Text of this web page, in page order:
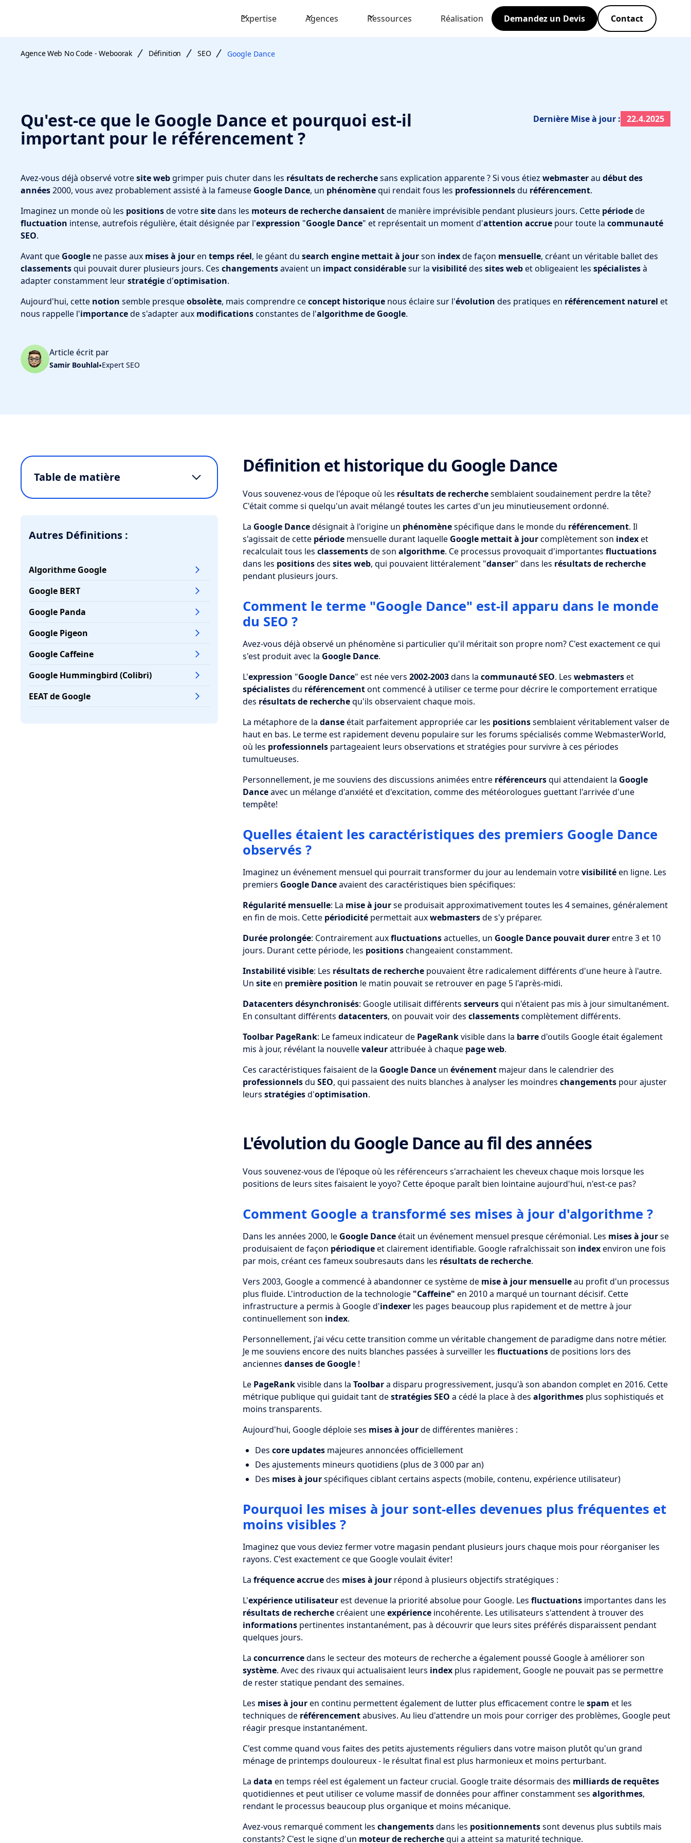
Expertise Agences Ressources Réalisation Demandez un Devis Contact
Agence Web No Code - Weboorak Définition SEO Google Dance
Qu'est-ce que le Google Dance et pourquoi est-il
important pour le référencement ?
Dernière Mise à jour : 22.4.2025
Avez-vous déjà observé votresite web grimper puis chuter dans les résultats de recherchesans explication apparente ? Si vous étiez webmasterau début des
années2000, vous avez probablement assisté à la fameuse Google Dance, un phénomènequi rendait fous les professionnelsdu référencement.
Imaginez un monde où les positionsde votresitedans les moteurs de recherchedansaientde manière imprévisible pendant plusieurs jours. Cette périodede
fluctuation intense, autrefois régulière, était désignée par l'expression "Google Dance" et représentait un moment d'attention accrue pour toute la communauté
SEO.
Avant que Google ne passe aux mises à jouren temps réel, le géant du search engine mettait à jourson indexde façon mensuelle, créant un véritable ballet des
classementsqui pouvait durer plusieurs jours. Ces changementsavaient un impactconsidérablesur la visibilitédes sites webet obligeaient les spécialistesà
adapter constamment leurstratégied'optimisation.
Aujourd'hui, cette notion semble presqueobsolète, mais comprendre ceconcept historique nous éclaire sur l'évolution des pratiques en référencement naturel et
nous rappelle l'importancede s'adapter aux modificationsconstantes de l'algorithme de Google.
Article écrit par
Samir Bouhlal•Expert SEO
Table de matière
Définition et historique du Google
L'évolution du Google Dance au fil des
années
Google qui provoquent des
fluctuations
Impact du Google Dance sur le
positionnement des sites web
L'évolution du Google Dance au fil des
années
Les outils pour détecter et suivre les
Autres Définitions :
Algorithme Google
Google BERT
Google Panda
Google Pigeon
Google Caffeine
Google Hummingbird (Colibri)
EEAT de Google
Définition et historique du Google Dance
Vous souvenez-vous de l'époque où les résultats de recherchesemblaient soudainement perdre la tête?
C'était comme si quelqu'un avait mélangé toutes les cartes d'un jeu minutieusement ordonné.
La Google Dancedésignait à l'origine un phénomènespécifique dans le monde du référencement. Il
s'agissait de cette période mensuelle durant laquelle Google mettait à jourcomplètement son indexet
recalculait tous les classementsde son algorithme. Ce processus provoquait d'importantes fluctuations
dans les positionsdes sites web, qui pouvaient littéralement "danser" dans les résultats de recherche
pendant plusieurs jours.
Comment le terme "Google Dance" est-il apparu dans le monde
du SEO ?
Avez-vous déjà observé un phénomène si particulier qu'il méritait son propre nom? C'est exactement ce qui
s'est produit avec la Google Dance.
L'expression "Google Dance" est née vers 2002-2003dans la communauté SEO. Les webmasterset
spécialistesdu référencementont commencé à utiliser ce terme pour décrire le comportement erratique
des résultats de recherchequ'ils observaient chaque mois.
La métaphore de la danseétait parfaitement appropriée car les positionssemblaient véritablement valser de
haut en bas. Le terme est rapidement devenu populaire sur les forums spécialisés comme WebmasterWorld,
où les professionnels partageaient leurs observations et stratégies pour survivre à ces périodes
tumultueuses.
Personnellement, je me souviens des discussions animées entre référenceursqui attendaient la Google
Danceavec un mélange d'anxiété et d'excitation, comme des météorologues guettant l'arrivée d'une
tempête!
Quelles étaient les caractéristiques des premiers Google Dance
observés ?
Imaginez un événement mensuel qui pourrait transformer du jour au lendemain votrevisibilitéen ligne. Les
premiers Google Danceavaient des caractéristiques bien spécifiques:
Régularité mensuelle: La mise à jourse produisait approximativement toutes les 4 semaines, généralement
en fin de mois. Cette périodicité permettait auxwebmastersde s'y préparer.
Durée prolongée: Contrairement auxfluctuationsactuelles, un Google Dance pouvait durerentre 3 et 10
jours. Durant cette période, les positionschangeaient constamment.
Instabilité visible: Les résultats de recherche pouvaient être radicalement différents d'une heure à l'autre.
Un siteen première position le matin pouvait se retrouver en page 5 l'après-midi.
Datacenters désynchronisés: Google utilisait différents serveursqui n'étaient pas mis à jour simultanément.
En consultant différents datacenters, on pouvait voir des classementscomplètement différents.
Toolbar PageRank: Le fameux indicateur de PageRankvisible dans la barred'outils Google était également
mis à jour, révélant la nouvellevaleurattribuée à chaque page web.
Ces caractéristiques faisaient de la Google Dance un événement majeur dans le calendrier des
professionnelsdu SEO, qui passaient des nuits blanches à analyser les moindres changements pour ajuster
leurs stratégiesd'optimisation.
L'évolution du Google Dance au fil des années
Vous souvenez-vous de l'époque où les référenceurs s'arrachaient les cheveux chaque mois lorsque les
positions de leurs sites faisaient le yoyo? Cette époque paraît bien lointaine aujourd'hui, n'est-ce pas?
Comment Google a transformé ses mises à jour d'algorithme ?
Dans les années 2000, le Google Danceétait un événement mensuel presque cérémonial. Les mises à jourse
produisaient de façon périodiqueet clairement identifiable. Google rafraîchissait son indexenviron une fois
par mois, créant ces fameux soubresauts dans les résultats de recherche.
Vers 2003, Google a commencé à abandonner ce système de mise à jour mensuelleau profit d'un processus
plus fluide. L'introduction de la technologie "Caffeine" en 2010 a marqué un tournant décisif. Cette
infrastructure a permis à Google d'indexer les pages beaucoup plus rapidement et de mettre à jour
continuellement son index.
Personnellement, j'ai vécu cette transition comme un véritable changement de paradigme dans notre métier.
Je me souviens encore des nuits blanches passées à surveiller les fluctuationsde positions lors des
anciennes danses de Google !
Le PageRankvisible dans la Toolbara disparu progressivement, jusqu'à son abandon complet en 2016. Cette
métrique publique qui guidait tant destratégies SEO a cédé la place à des algorithmes plus sophistiqués et
moins transparents.
Aujourd'hui, Google déploie ses mises à jourde différentes manières :
Des core updates majeures annoncées officiellement
Des ajustements mineurs quotidiens (plus de 3 000 par an)
Des mises à jourspécifiques ciblant certains aspects (mobile, contenu, expérience utilisateur)
Pourquoi les mises à jour sont-elles devenues plus fréquentes et
moins visibles ?
Imaginez que vous deviez fermer votre magasin pendant plusieurs jours chaque mois pour réorganiser les
rayons. C'est exactement ce que Google voulait éviter!
La fréquence accruedes mises à jour répond à plusieurs objectifs stratégiques :
L'expérience utilisateurest devenue la priorité absolue pour Google. Les fluctuations importantes dans les
résultats de recherchecréaient uneexpérience incohérente. Les utilisateurs s'attendent à trouver des
informations pertinentes instantanément, pas à découvrir que leurs sites préférés disparaissent pendant
quelques jours.
La concurrencedans le secteur des moteurs de recherche a également poussé Google à améliorer son
système. Avec des rivaux qui actualisaient leurs index plus rapidement, Google ne pouvait pas se permettre
de rester statique pendant des semaines.
Les mises à jouren continu permettent également de lutter plus efficacement contre lespam et les
techniques de référencementabusives. Au lieu d'attendre un mois pour corriger des problèmes, Google peut
réagir presque instantanément.
C'est comme quand vous faites des petits ajustements réguliers dans votre maison plutôt qu'un grand
ménage de printemps douloureux - le résultat final est plus harmonieux et moins perturbant.
La data en temps réel est également un facteur crucial. Google traite désormais des milliards de requêtes
quotidiennes et peut utiliser ce volume massif de données pour affiner constamment ses algorithmes,
rendant le processus beaucoup plus organique et moins mécanique.
Avez-vous remarqué comment les changementsdans les positionnementssont devenus plus subtils mais
constants? C'est le signe d'un moteur de recherchequi a atteint sa maturité technique.